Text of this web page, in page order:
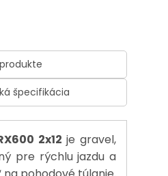
špecifikácia
2x12 je gravel,
pre rýchlu jazdu a